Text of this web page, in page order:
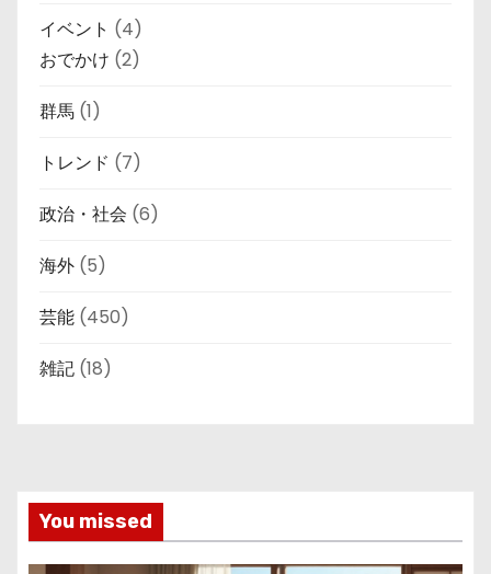
イベント (4)
おでかけ (2)
群馬 (1)
トレンド (7)
政治・社会 (6)
海外 (5)
芸能 (450)
雑記 (18)
You missed